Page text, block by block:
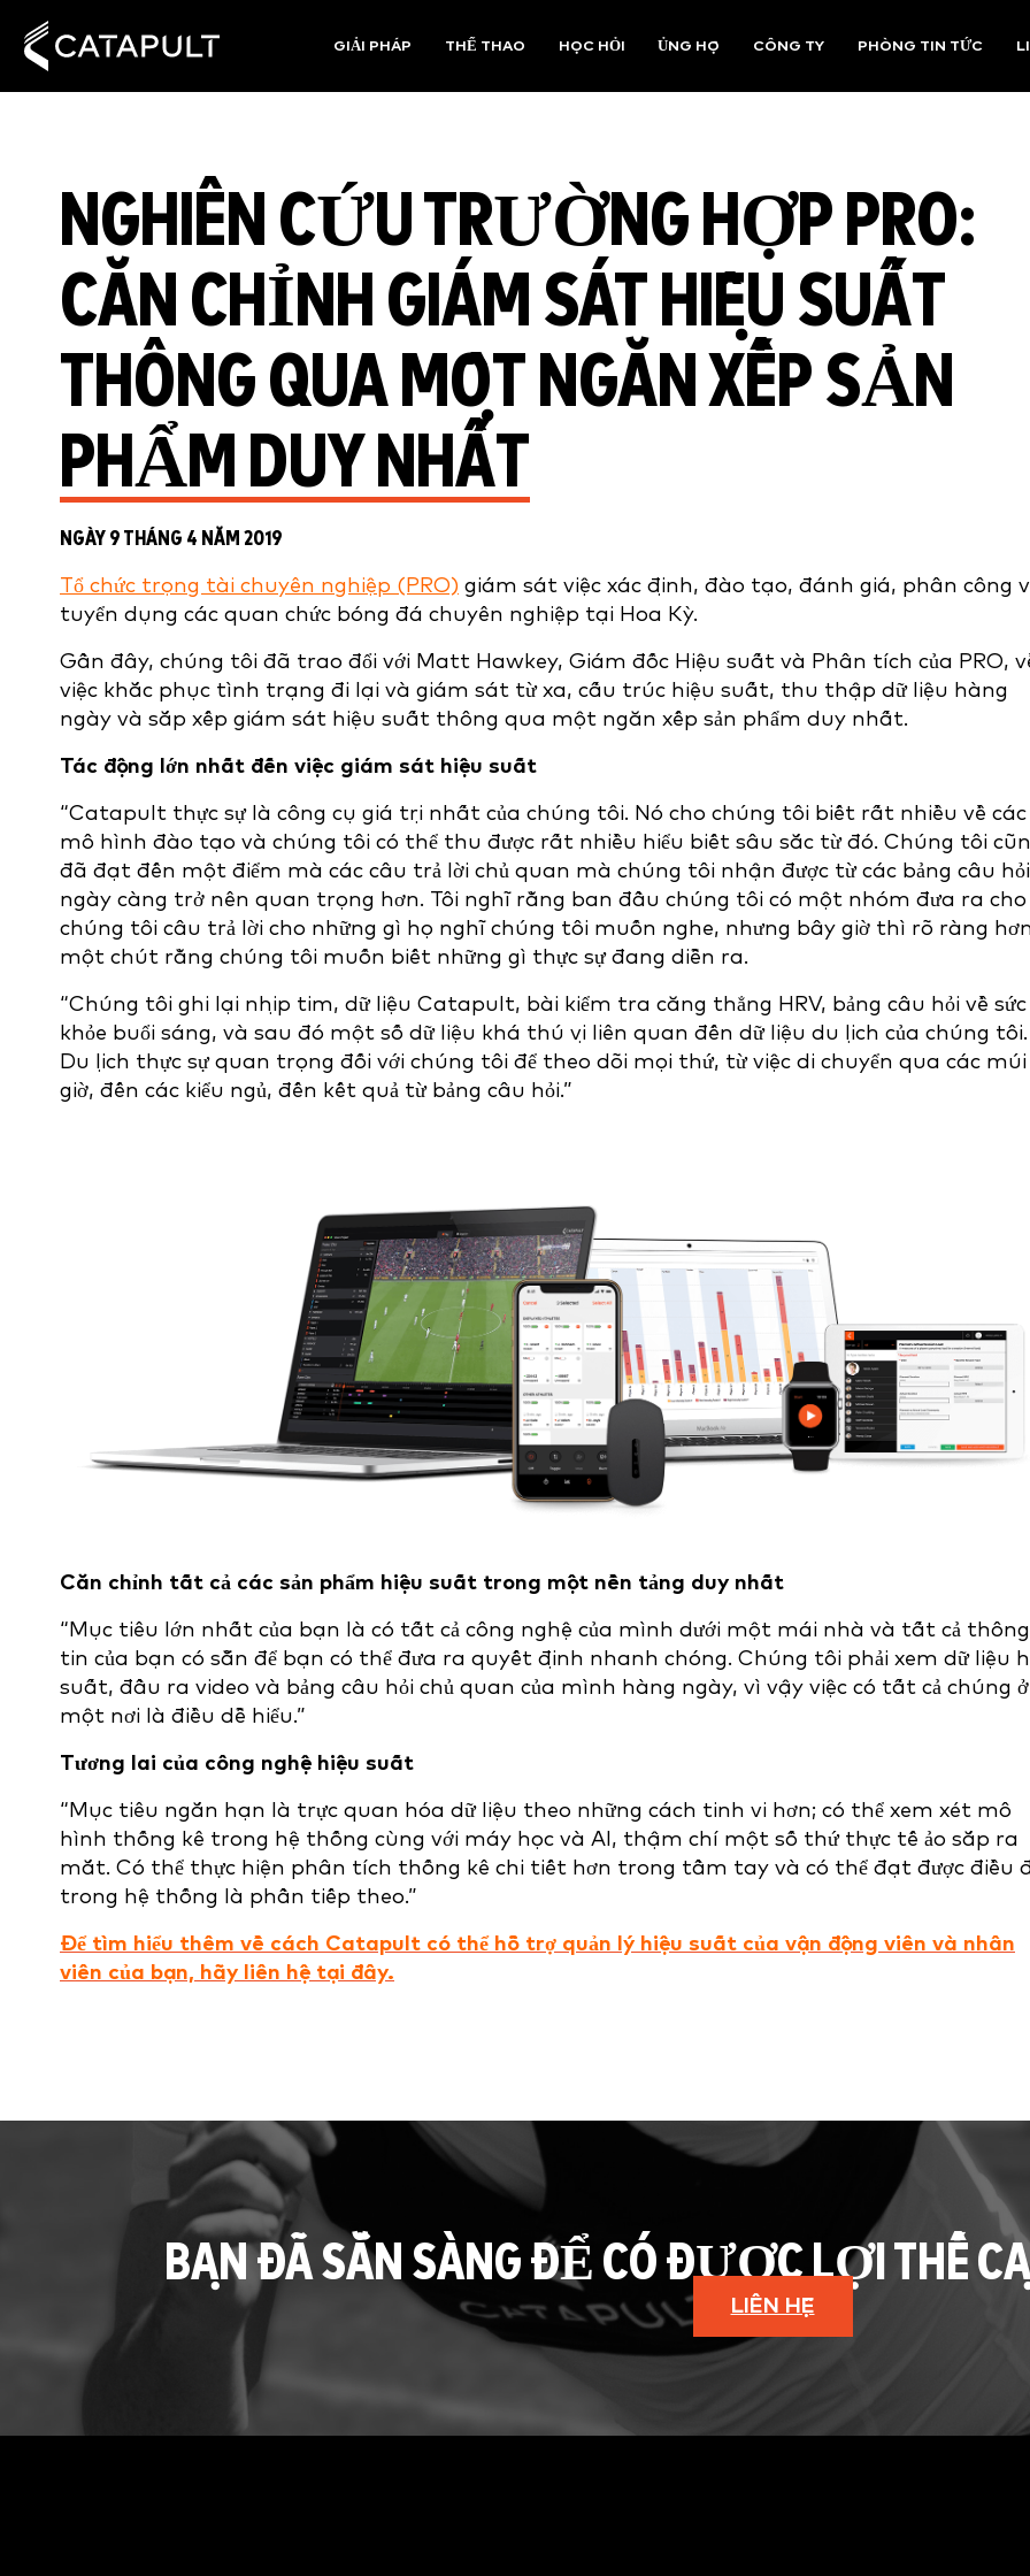
GIẢI PHÁP THỂ THAO HỌC HỎI ỦNG HỘ CÔNG TY PHÒNG TIN TỨC
NGHIÊN CỨU TRƯỜNG HỢP PRO:
CĂN CHỈNH GIÁM SÁT HIỆU SUẤT
THÔNG QUA MỘT NGĂN XẾP SẢN
PHẨM DUY NHẤT
NGÀY 9 THÁNG 4 NĂM 2019
Tổ chức trọng tài chuyên nghiệp (PRO) giám sát việc xác định, đào tạo, đánh giá, phân công
tuyển dụng các quan chức bóng đá chuyên nghiệp tại Hoa Kỳ.
Gần đây, chúng tôi đã trao đổi với Matt Hawkey, Giám đốc Hiệu suất và Phân tích của PRO,
việc khắc phục tình trạng đi lại và giám sát từ xa, cấu trúc hiệu suất, thu thập dữ liệu hàng
ngày và sắp xếp giám sát hiệu suất thông qua một ngăn xếp sản phẩm duy nhất.
Tác động lớn nhất đến việc giám sát hiệu suất
“Catapult thực sự là công cụ giá trị nhất của chúng tôi. Nó cho chúng tôi biết rất nhiều về các
mô hình đào tạo và chúng tôi có thể thu được rất nhiều hiểu biết sâu sắc từ đó. Chúng tôi
đã đạt đến một điểm mà các câu trả lời chủ quan mà chúng tôi nhận được từ các bảng câu hỏi
ngày càng trở nên quan trọng hơn. Tôi nghĩ rằng ban đầu chúng tôi có một nhóm đưa ra cho
chúng tôi câu trả lời cho những gì họ nghĩ chúng tôi muốn nghe, nhưng bây giờ thì rõ ràng
một chút rằng chúng tôi muốn biết những gì thực sự đang diễn ra.
“Chúng tôi ghi lại nhịp tim, dữ liệu Catapult, bài kiểm tra căng thẳng HRV, bảng câu hỏi về sức
khỏe buổi sáng, và sau đó một số dữ liệu khá thú vị liên quan đến dữ liệu du lịch của chúng tôi.
Du lịch thực sự quan trọng đối với chúng tôi để theo dõi mọi thứ, từ việc di chuyển qua các múi
giờ, đến các kiểu ngủ, đến kết quả từ bảng câu hỏi.”
Căn chỉnh tất cả các sản phẩm hiệu suất trong một nền tảng duy nhất
“Mục tiêu lớn nhất của bạn là có tất cả công nghệ của mình dưới một mái nhà và tất cả thông
tin của bạn có sẵn để bạn có thể đưa ra quyết định nhanh chóng. Chúng tôi phải xem dữ liệu
suất, đầu ra video và bảng câu hỏi chủ quan của mình hàng ngày, vì vậy việc có tất cả chúng ở
một nơi là điều dễ hiểu.”
Tương lai của công nghệ hiệu suất
“Mục tiêu ngắn hạn là trực quan hóa dữ liệu theo những cách tinh vi hơn; có thể xem xét mô
hình thống kê trong hệ thống cùng với máy học và AI, thậm chí một số thứ thực tế ảo sắp ra
mắt. Có thể thực hiện phân tích thống kê chi tiết hơn trong tầm tay và có thể đạt được điều
trong hệ thống là phần tiếp theo.”
Để tìm hiểu thêm về cách Catapult có thể hỗ trợ quản lý hiệu suất của vận động viên và nhân
viên của bạn, hãy liên hệ tại đây.
BẠN ĐÃ SẴN SÀNG ĐỂ CÓ ĐƯỢC LỢI THẾ
LIÊN HỆ